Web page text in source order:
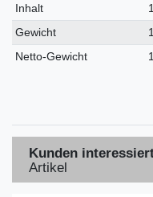
Inhalt
Gewicht
Netto-Gewicht
Kunden
Artikel